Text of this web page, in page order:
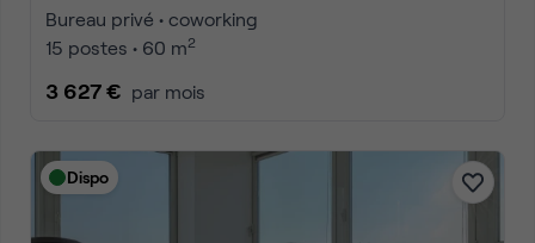
Bureau privé • coworking
15 postes • 60 m2
3 627 € par mois
Dispo